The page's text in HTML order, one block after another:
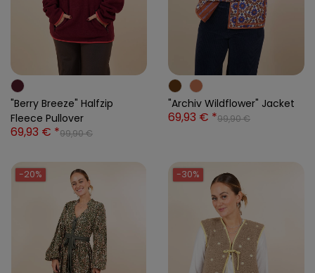
"Berry Breeze" Halfzip
Fleece Pullover
69,93 € *99,90 €
"Archiv Wildflower" Jacket
69,93 € *99,90 €
-20% -30%